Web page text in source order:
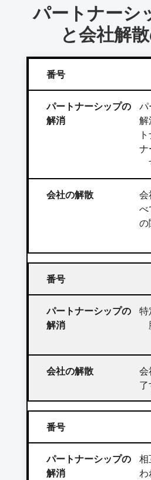
パートナーシ
と会社解
パ
解
ナ
会
べ
の
特
会
了
相
わ